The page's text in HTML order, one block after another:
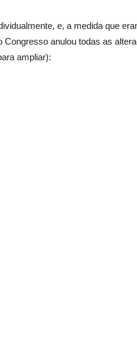
e, a medida que
Congresso anulou todas as
ampliar):